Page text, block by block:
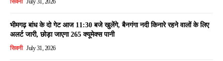
सिवनी July 31, 2026
भीमगढ़ बांध के दो गेट आज 11:30 बजे खुलेंगे, बैनगंगा नदी किनारे रहने वालों के लिए
अलर्ट जारी, छोड़ा जाएगा 265 क्यूमेक्स पानी
सिवनी July 31, 2026